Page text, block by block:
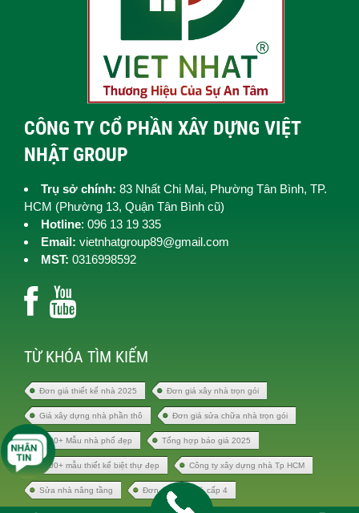
CÔNG TY CỔ PHẦN XÂY DỰNG VIỆT
NHẬT GROUP
Trụ sở chính: 83 Nhất Chi Mai, Phường Tân Bình, TP.
HCM (Phường 13, Quận Tân Bình cũ)
Hotline: 096 13 19 335
Email: vietnhatgroup89@gmail.com
MST: 0316998592
TỪ KHÓA TÌM KIẾM
Đơn giá thiết kế nhà 2025 Đơn giá xây nhà trọn gói
Giá xây dựng nhà phần thô Đơn giá sửa chữa nhà trọn gói
1000+ Mẫu nhà phố đẹp Tổng hợp báo giá 2025
1000+ mẫu thiết kế biệt thự đẹp Công ty xây dựng nhà Tp HCM
Sửa nhà nâng tầng Đơn giá xây nhà cấp 4